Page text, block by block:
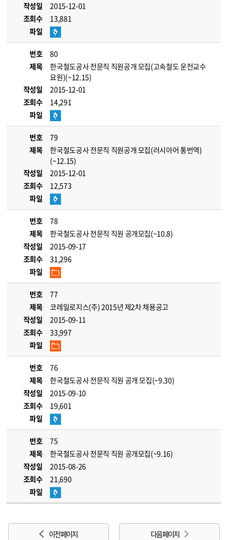
작성일
2015-12-01
조회수
13,881
파일
번호
80
제목
한국철도공사 전문직 직원공개 모집(고속철도 운전교수
요원)(~12.15)
작성일
2015-12-01
조회수
14,291
파일
번호
79
제목
한국철도공사 전문직 직원공개 모집(러시아어 통번역)
(~12.15)
작성일
2015-12-01
조회수
12,573
파일
번호
78
제목
한국철도공사 전문직 직원 공개모집(~10.8)
작성일
2015-09-17
조회수
31,296
파일
번호
77
제목
코레일로지스(주) 2015년 제2차 채용공고
작성일
2015-09-11
조회수
33,997
파일
번호
76
제목
한국철도공사 전문직 직원 공개 모집(~9.30)
작성일
2015-09-10
조회수
19,601
파일
번호
75
제목
한국철도공사 전문직 직원 공개모집(~9.16)
작성일
2015-08-26
조회수
21,690
파일
이전 페이지 다음 페이지